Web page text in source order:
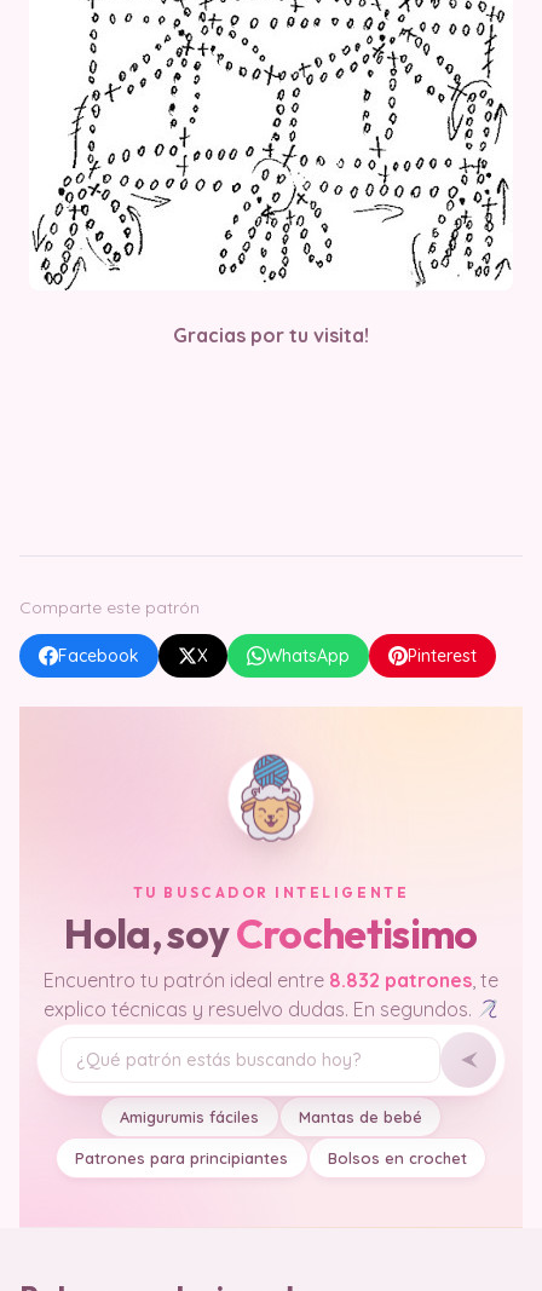
Gracias por tu visita!
Comparte este patrón
Facebook X WhatsApp Pinterest
TU BUSCADOR INTELIGENTE
Hola, soyCrochetisimo
Encuentro tu patrón ideal entre 8.832 patrones , te
explico técnicas y resuelvo dudas. En segundos.
Tu pregunta
Amigurumis fáciles Mantas de bebé
Patrones para principiantes Bolsos en crochet